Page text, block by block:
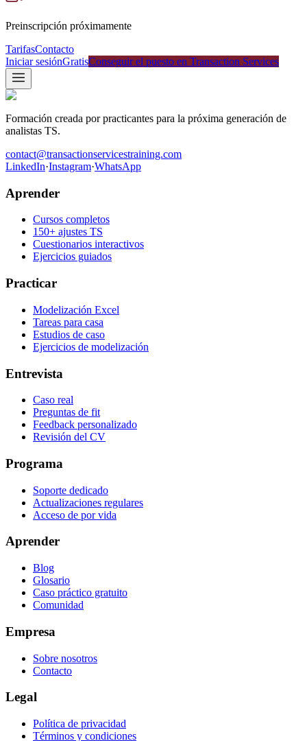
Preinscripción próximamente
TarifasContacto
Iniciar sesiónGratisConseguir el puesto en Transaction Services
Formación creada por practicantes para la próxima generación de
analistas TS.
contact@transactionservicestraining.com
LinkedIn·Instagram·WhatsApp
Aprender
Cursos completos
150+ ajustes TS
Cuestionarios interactivos
Ejercicios guiados
Practicar
Modelización Excel
Tareas para casa
Estudios de caso
Ejercicios de modelización
Entrevista
Caso real
Preguntas de fit
Feedback personalizado
Revisión del CV
Programa
Soporte dedicado
Actualizaciones regulares
Acceso de por vida
Aprender
Blog
Glosario
Caso práctico gratuito
Comunidad
Empresa
Sobre nosotros
Contacto
Legal
Política de privacidad
Términos y condiciones